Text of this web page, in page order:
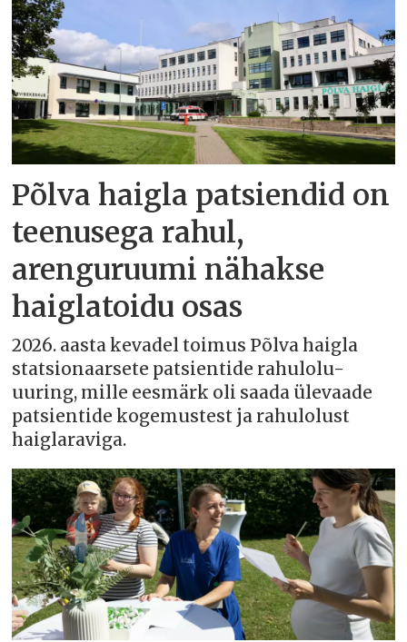
Põlva haigla patsiendid on
teenusega rahul,
arenguruumi nähakse
haiglatoidu osas
2026. aasta kevadel toimus Põlva haigla
statsionaarsete patsientide rahulolu-
uuring, mille eesmärk oli saada ülevaade
patsientide kogemustest ja rahulolust
haiglaraviga.